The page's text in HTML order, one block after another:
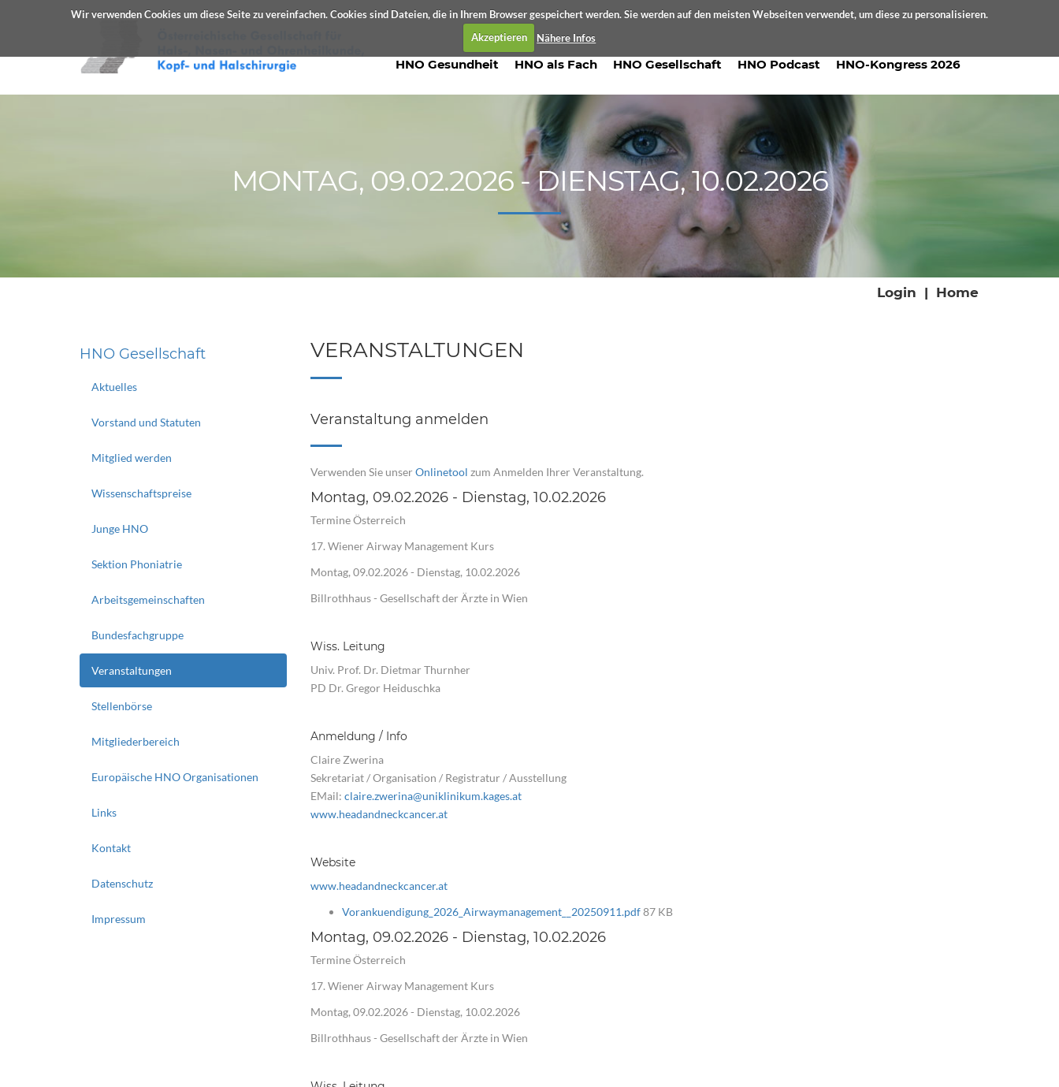
Wir verwenden Cookies um diese Seite zu vereinfachen. Cookies sind Dateien, die in Ihrem Browser gespeichert werden. Sie werden auf den meisten Webseiten verwendet, um diese zu personalisieren.
Akzeptieren
Nähere Infos
HNO Gesundheit HNO als Fach HNO Gesellschaft HNO Podcast HNO-Kongress 2026
MONTAG, 09.02.2026 - DIENSTAG, 10.02.2026
Login | Home
HNO Gesellschaft
Aktuelles
Vorstand und Statuten
Mitglied werden
Wissenschaftspreise
Junge HNO
Sektion Phoniatrie
Arbeitsgemeinschaften
Bundesfachgruppe
Veranstaltungen
Stellenbörse
Mitgliederbereich
Europäische HNO Organisationen
Links
Kontakt
Datenschutz
Impressum
VERANSTALTUNGEN
Veranstaltung anmelden
Verwenden Sie unser Onlinetool zum Anmelden Ihrer Veranstaltung.
Montag, 09.02.2026 - Dienstag, 10.02.2026
Termine Österreich
17. Wiener Airway Management Kurs
Montag, 09.02.2026 - Dienstag, 10.02.2026
Billrothhaus - Gesellschaft der Ärzte in Wien
Wiss. Leitung
Univ. Prof. Dr. Dietmar Thurnher
PD Dr. Gregor Heiduschka
Anmeldung / Info
Claire Zwerina
Sekretariat / Organisation / Registratur / Ausstellung
EMail: claire.zwerina@uniklinikum.kages.at
www.headandneckcancer.at
Website
www.headandneckcancer.at
Vorankuendigung_2026_Airwaymanagement__20250911.pdf87 KB
Montag, 09.02.2026 - Dienstag, 10.02.2026
Termine Österreich
17. Wiener Airway Management Kurs
Montag, 09.02.2026 - Dienstag, 10.02.2026
Billrothhaus - Gesellschaft der Ärzte in Wien